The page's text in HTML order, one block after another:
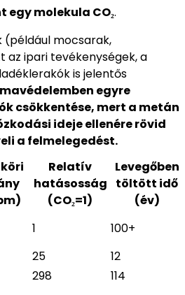
egy molekula CO₂.
mocsarak,
ipari tevékenységek, a
is jelentős
egyre
csökkentése, mert a metán
ideje ellenére rövid
a felmelegedést.
Relatív
hatásosság
(CO₂=1)
Levegőben
töltött idő
(év)
1
100+
25
12
298 114